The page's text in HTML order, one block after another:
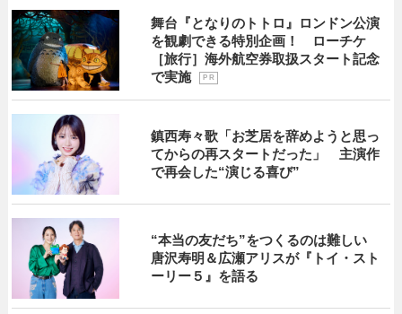
舞台『となりのトトロ』ロンドン公演
を観劇できる特別企画！ ローチケ
［旅行］海外航空券取扱スタート記念
で実施
P R
鎮西寿々歌「お芝居を辞めようと思っ
てからの再スタートだった」 主演作
で再会した“演じる喜び”
“本当の友だち”をつくるのは難しい
唐沢寿明＆広瀬アリスが『トイ・スト
ーリー５』を語る